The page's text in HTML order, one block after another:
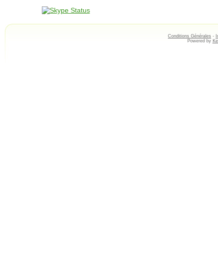
Conditions Générales -
Powered by